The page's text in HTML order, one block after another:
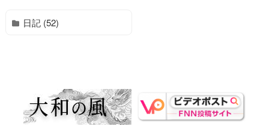
日記 (52)